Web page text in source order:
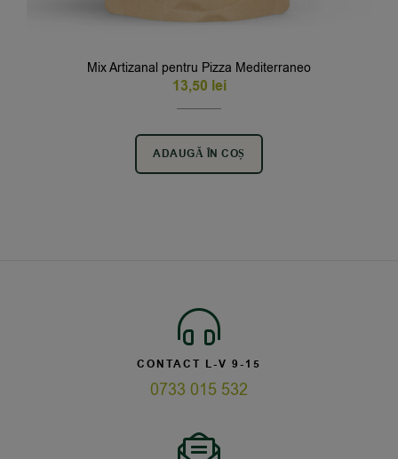
Mix Artizanal pentru Pizza Mediterraneo
13,50 lei
ADAUGĂ ÎN COȘ
CONTACT L-V 9-15
0733 015 532